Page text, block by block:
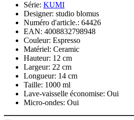
Série: KUMI
Designer: studio blomus
Numéro d'article.: 64426
EAN: 4008832798948
Couleur: Espresso
Matériel: Ceramic
Hauteur: 12 cm
Largeur: 22 cm
Longueur: 14 cm
Taille: 1000 ml
Lave-vaisselle économise: Oui
Micro-ondes: Oui